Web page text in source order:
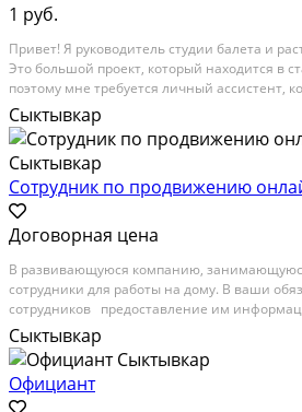
1 руб.
Привет! Я руководитель студии балета и
Это большой проект, который находится в
поэтому мне требуется личный ассистент,
часть бизнес-задач. Если ты честный,
надежный, исполнительный и...
Сыктывкар
Сотрудник по продвижению
Договорная цена
В развивающуюся компанию,
сотрудники для работы на дому. В ваши
сотрудников предоставление им
предоставляет: карьерный рост
возможность открытия собственного
Сыктывкар
Официант